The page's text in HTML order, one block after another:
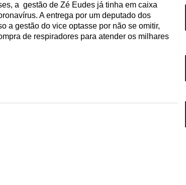
a gestão de Zé Eudes já tinha em caixa
A entrega por um deputado dos
a gestão do vice optasse por não se omitir,
de respiradores para atender os milhares